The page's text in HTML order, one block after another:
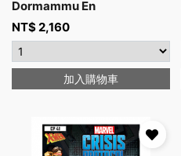
Dormammu En
NT$ 2,160
加入購物車